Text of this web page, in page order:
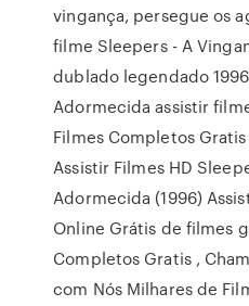
vingança, persegue os
filme Sleepers - A
dublado legendado
Adormecida assistir
Filmes Completos
Assistir Filmes HD
Adormecida (1996)
Online Grátis de filmes
Completos Gratis ,
com Nós Milhares de